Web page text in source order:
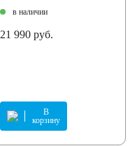
в наличии
21 990 руб.
В
корзину